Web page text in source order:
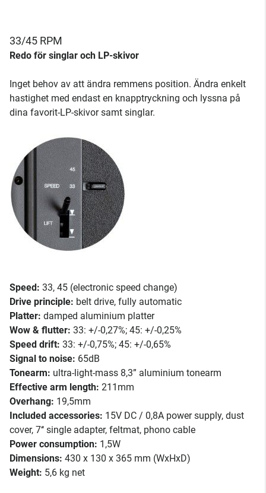
33/45 RPM
Redo för singlar och LP-skivor
Inget behov av att ändra remmens position. Ändra enkelt
hastighet med endast en knapptryckning och lyssna på
dina favorit-LP-skivor samt singlar.
Speed: 33, 45 (electronic speed change)
Drive principle: belt drive, fully automatic
Platter: damped aluminium platter
Wow & flutter: 33: +/-0,27%; 45: +/-0,25%
Speed drift: 33: +/-0,75%; 45: +/-0,65%
Signal to noise: 65dB
Tonearm: ultra-light-mass 8,3” aluminium tonearm
Effective arm length: 211mm
Overhang: 19,5mm
Included accessories: 15V DC / 0,8A power supply, dust
cover, 7‘‘ single adapter, feltmat, phono cable
Power consumption: 1,5W
Dimensions: 430 x 130 x 365 mm (WxHxD)
Weight: 5,6 kg net